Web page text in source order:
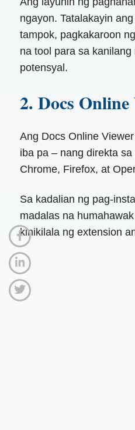
ngayon. Tatalakayin
tampok, pagkakaroon
na tool para sa
potensyal.
2. Docs
Ang Docs Online
iba pa – nang direkta
Chrome, Firefox, at
Sa kadalian ng pag-
madalas na
kinikilala ng extension